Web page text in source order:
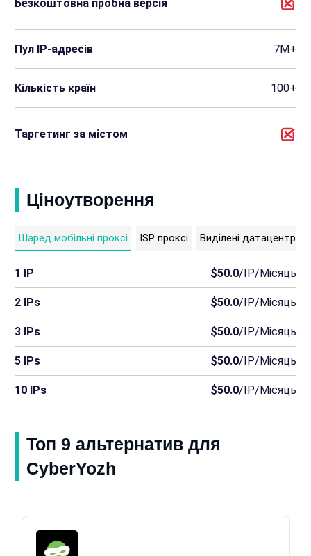
Безкоштовна пробна версія
Пул IP-адресів 7М+
Кількість країн 100+
Таргетинг за містом
Ціноутворення
Шаред мобільні проксі ISP проксі Виділені
1 IP $50.0/IP/Місяць
2 IPs $50.0/IP/Місяць
3 IPs $50.0/IP/Місяць
5 IPs $50.0/IP/Місяць
10 IPs $50.0/IP/Місяць
Топ 9 альтернатив для
CyberYozh